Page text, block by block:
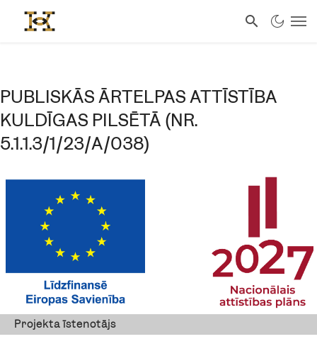
PUBLISKĀS ĀRTELPAS ATTĪSTĪBA
KULDĪGAS PILSĒTĀ (NR.
5.1.1.3/1/23/A/038)
Projekta īstenotājs